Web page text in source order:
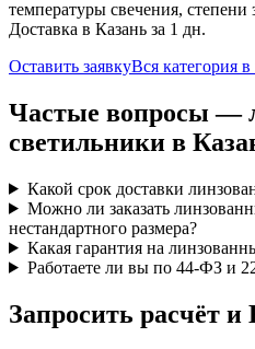
температуры свечения,
Доставка в Казань за 1 дн.
Оставить заявкуВся категория в
Частые вопросы —
светильники в
Какой срок доставки
Можно ли заказать
нестандартного размера?
Какая гарантия на
Работаете ли вы по 44-ФЗ и
Запросить расчёт